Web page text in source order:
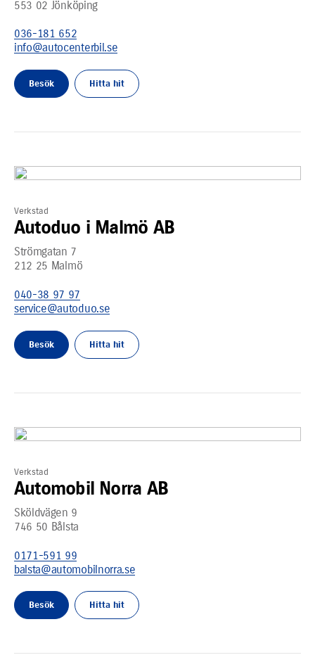
553 02 Jönköping
036-181 652
info@autocenterbil.se
Besök Hitta hit
Verkstad
Autoduo i Malmö AB
Strömgatan 7
212 25 Malmö
040-38 97 97
service@autoduo.se
Besök Hitta hit
Verkstad
Automobil Norra AB
Sköldvägen 9
746 50 Bålsta
0171-591 99
balsta@automobilnorra.se
Besök Hitta hit